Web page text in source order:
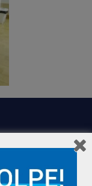
da saúde